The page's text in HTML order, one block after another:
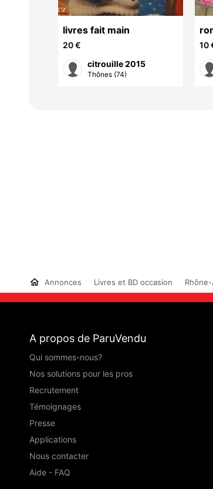
livres fait main
20 €
citrouille 2015
Thônes (74)
10
Annonces Livres et BD occasion
A propos de ParuVendu
Qui sommes-nous?
Nos solutions pour les pros
Recrutement
Témoignages
Presse
Applications
Nous contacter
Aide - FAQ